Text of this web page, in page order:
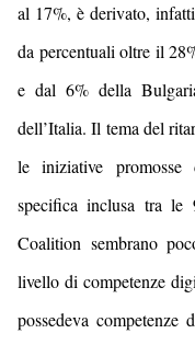
al 17%, è derivato,
da percentualioltre il 28
e dal6% della
dell’Italia. Il tema del
le iniziative promosse
specifica inclusa tra
Coalition sembrano
livello di competenze
possedeva